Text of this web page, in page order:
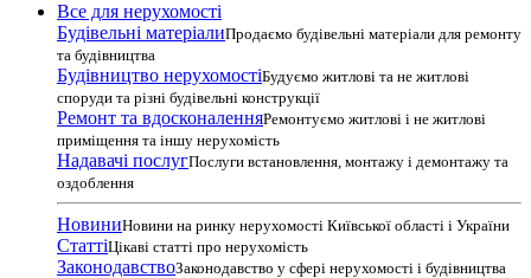
Все для нерухомості
Будівельні матеріалиПродаємо будівельні матеріали для ремонту
та будівництва
Будівництво нерухомостіБудуємо житлові та не житлові
споруди та різні будівельні конструкції
Ремонт та вдосконаленняРемонтуємо житлові і не житлові
приміщення та іншу нерухомість
Надавачі послугПослуги встановлення, монтажу і демонтажу та
оздоблення
НовиниНовини на ринку нерухомості Київської області і України
СтаттіЦікаві статті про нерухомість
ЗаконодавствоЗаконодавство у сфері нерухомості і будівництва